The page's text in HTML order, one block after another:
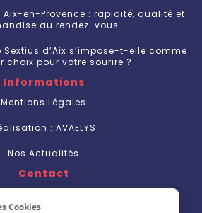
Cookies
en-Provence : rapidité, qualité et
au rendez-vous
d’Aix s’impose-t-elle comme
choix pour votre sourire ?
Informations
Mentions Légales
: AVAELYS
Nos Actualités
Contact